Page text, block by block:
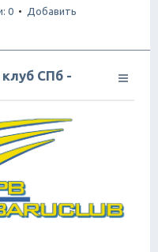
0 •
Добавить
СПб -